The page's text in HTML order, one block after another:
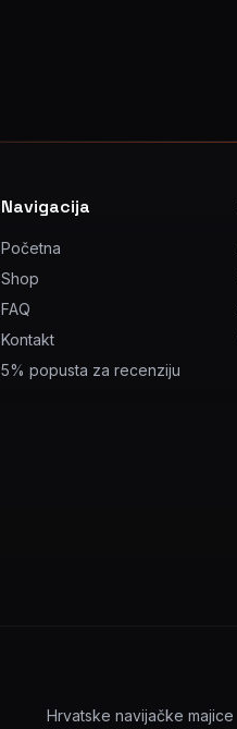
Navigacija
Početna
Shop
FAQ
Kontakt
5% popusta za recenziju
Hrvatske navijačke majice